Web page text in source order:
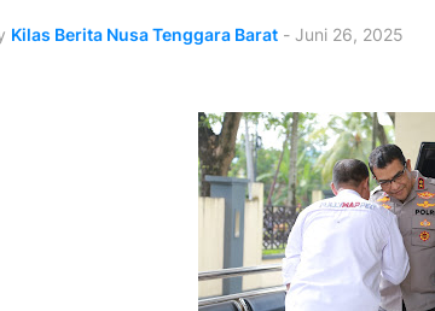
Kilas Berita Nusa Tenggara Barat - Juni 26, 2025